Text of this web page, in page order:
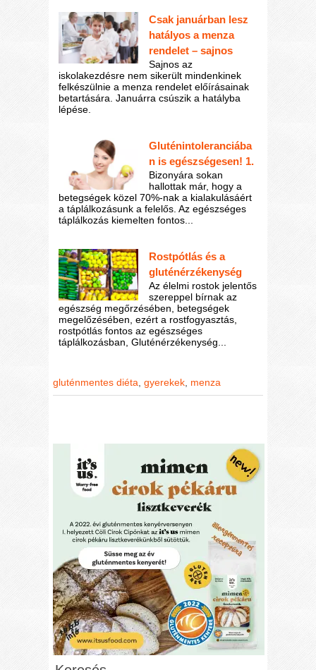
Csak januárban lesz
hatályos a menza
rendelet – sajnos
Sajnos az
iskolakezdésre nem sikerült mindenkinek
felkészülnie a menza rendelet előírásainak
betartására. Januárra csúszik a hatályba
lépése.
Gluténintoleranciába
n is egészségesen! 1.
Bizonyára sokan
hallottak már, hogy a
betegségek közel 70%-nak a kialakulásáért
a táplálkozásunk a felelős. Az egészséges
táplálkozás kiemelten fontos...
Rostpótlás és a
gluténérzékenység
Az élelmi rostok jelentős
szereppel bírnak az
egészség megőrzésében, betegségek
megelőzésében, ezért a rostfogyasztás,
rostpótlás fontos az egészséges
táplálkozásban, Gluténérzékenység...
gluténmentes diéta,gyerekek, menza